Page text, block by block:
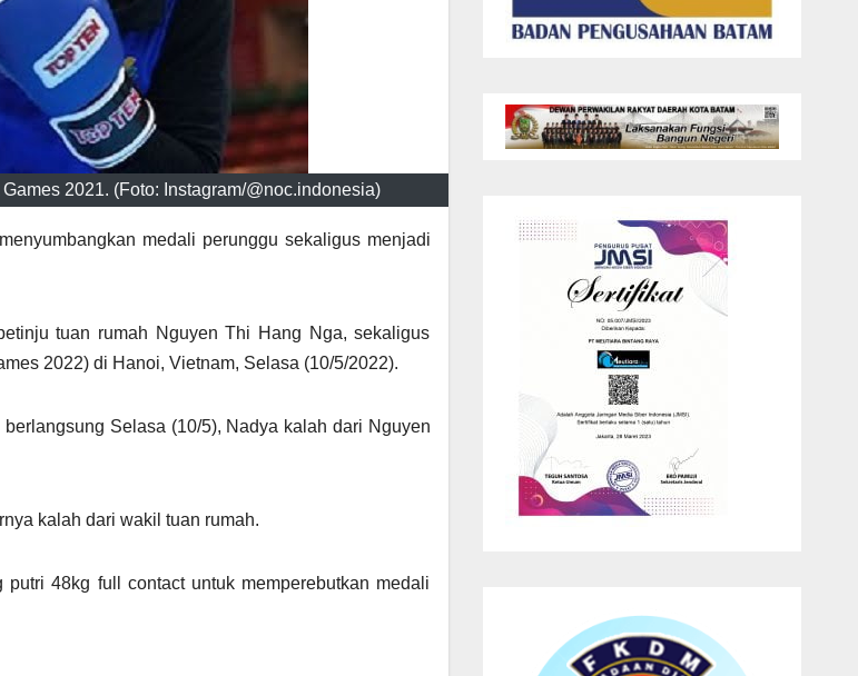
2021. (Foto: Instagram/@noc.indonesia)
medali perunggu sekaligus menjadi
tuan rumah Nguyen Thi Hang Nga, sekaligus
2022) di Hanoi, Vietnam, Selasa (10/5/2022).
Selasa (10/5), Nadya kalah dari Nguyen
kalah dari wakil tuan rumah.
48kg full contact untuk memperebutkan medali